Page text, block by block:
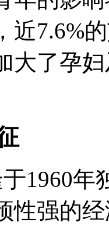
近7.6%
大了孕
1960
性强的